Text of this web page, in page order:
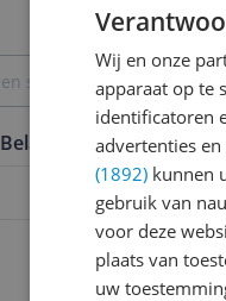
Belangrijkste kenmerken
Wij en onze
apparaat op te
identificatoren
advertenties
(1892) kunnen
gebruik van
voor deze
plaats van
uw